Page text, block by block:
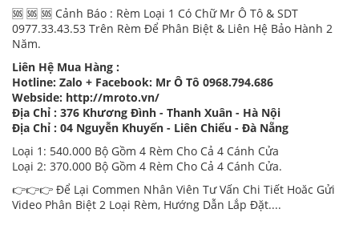
🆘 🆘 🆘 Cảnh Báo : Rèm Loại 1 Có Chữ Mr Ô Tô & SDT
0977.33.43.53 Trên Rèm Để Phân Biệt & Liên Hệ Bảo Hành 2
Năm.
Liên Hệ Mua Hàng :
Hotline: Zalo + Facebook: Mr Ô Tô 0968.794.686
Webside: http://mroto.vn/
Địa Chỉ : 376 Khương Đình - Thanh Xuân - Hà Nội
Địa Chỉ : 04 Nguyễn Khuyến - Liên Chiểu - Đà Nẵng
Loại 1: 540.000 Bộ Gồm 4 Rèm Cho Cả 4 Cánh Cửa
Loại 2: 370.000 Bộ Gồm 4 Rèm Cho Cả 4 Cánh Cửa.
👉👉👉 Để Lại Commen Nhân Viên Tư Vấn Chi Tiết Hoăc Gửi
Video Phân Biệt 2 Loại Rèm, Hướng Dẫn Lắp Đặt....